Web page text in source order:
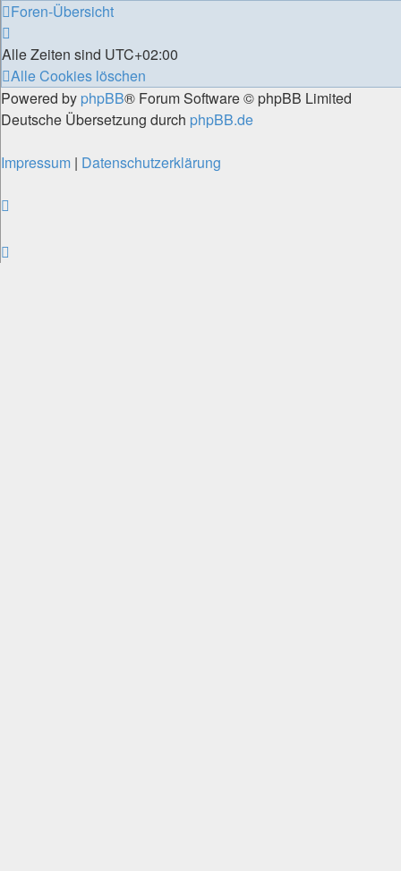
Foren-Übersicht
Alle Zeiten sind UTC+02:00
Alle Cookies löschen
Powered by phpBB® Forum Software © phpBB Limited
Deutsche Übersetzung durch phpBB.de
Impressum | Datenschutzerklärung